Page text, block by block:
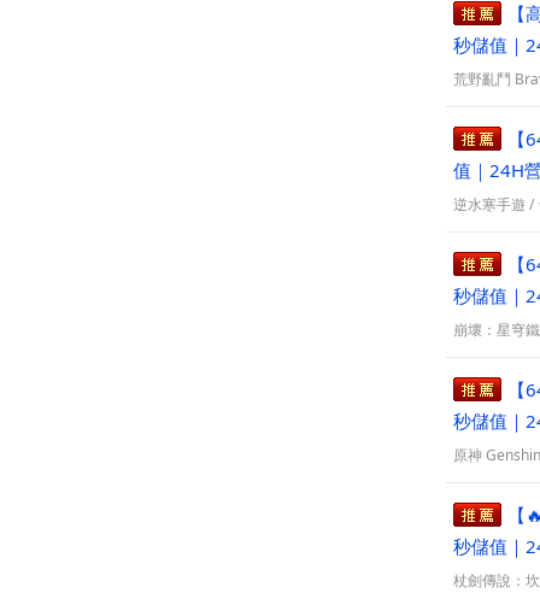
【
秒儲值｜
荒野亂鬥
【
值｜24H
逆水寒手遊 /
【
秒儲值｜
崩壞：星穹
【
秒儲值｜
原神
【
秒儲值｜
杖劍傳說：